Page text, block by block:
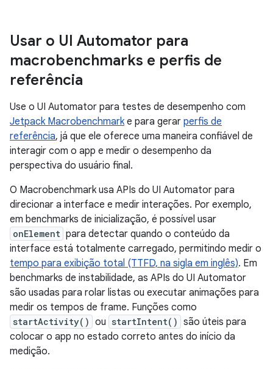
Usar o UI Automator para
macrobenchmarks e perfis de
referência
Use o UI Automator para testes de desempenho com
Jetpack Macrobenchmarke para gerar perfis de
referência, já que ele oferece uma maneira confiável de
interagir com o app e medir o desempenho da
perspectiva do usuário final.
O Macrobenchmark usa APIs do UI Automator para
direcionar a interface e medir interações. Por exemplo,
em benchmarks de inicialização, é possível usar
onElement para detectar quando o conteúdo da
interface está totalmente carregado, permitindo medir o
tempo para exibição total (TTFD, na sigla em inglês). Em
benchmarks de instabilidade, as APIs do UI Automator
são usadas para rolar listas ou executar animações para
medir os tempos de frame. Funções como
startActivity() ou startIntent() são úteis para
colocar o app no estado correto antes do início da
medição.